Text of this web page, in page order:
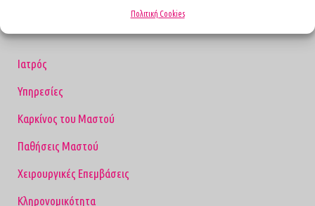
Πολιτική Cookies
Ιατρός
Υπηρεσίες
Καρκίνος του Μαστού
Παθήσεις Μαστού
Χειρουργικές Επεμβάσεις
Κληρονομικότητα